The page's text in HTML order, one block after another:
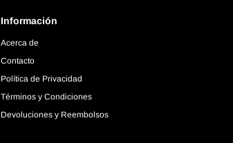
Información
Acerca de
Contacto
Política de Privacidad
Términos y Condiciones
Devoluciones y Reembolsos